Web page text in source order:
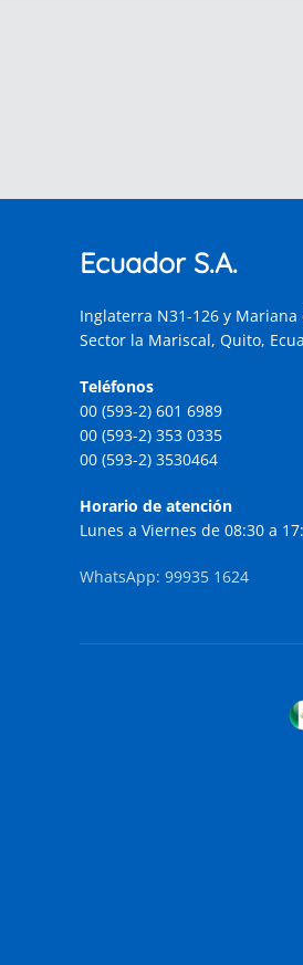
Ecuador S.A.
Inglaterra N31-126 y Mariana
Sector la Mariscal, Quito,
Teléfonos
00 (593-2) 601 6989
00 (593-2) 353 0335
00 (593-2) 3530464
Horario de atención
Lunes a Viernes de 08:30 a
WhatsApp: 99935 1624